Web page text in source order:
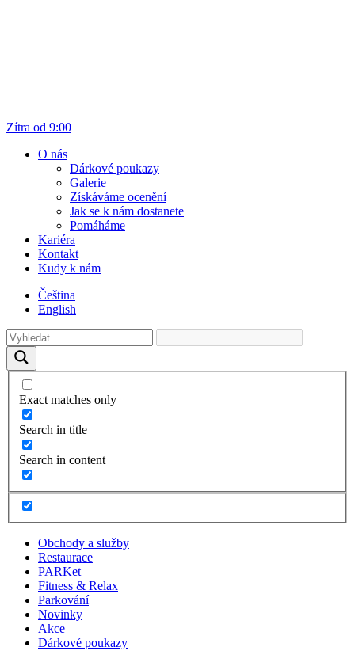
Zítra od 9:00
O nás
Dárkové poukazy
Galerie
Získáváme ocenění
Jak se k nám dostanete
Pomáháme
Kariéra
Kontakt
Kudy k nám
Čeština
English
Exact matches only
Search in title
Search in content
Obchody a služby
Restaurace
PARKet
Fitness & Relax
Parkování
Novinky
Akce
Dárkové poukazy